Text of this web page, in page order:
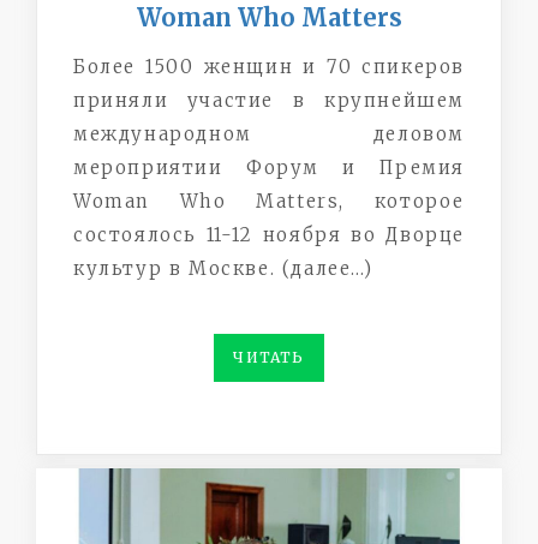
Woman Who Matters
Более 1500 женщин и 70 спикеров
приняли участие в крупнейшем
международном деловом
мероприятии Форум и Премия
Woman Who Matters, которое
состоялось 11-12 ноября во Дворце
культур в Москве. (далее…)
ЧИТАТЬ